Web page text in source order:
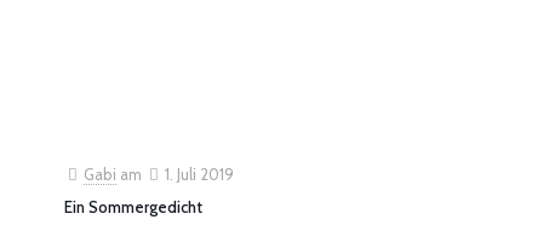
Gabi am
1. Juli 2019
Ein Sommergedicht